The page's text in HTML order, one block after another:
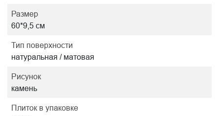
Размер
60*9,5 см
Тип поверхности
натуральная / матовая
Рисунок
камень
Плиток в упаковке